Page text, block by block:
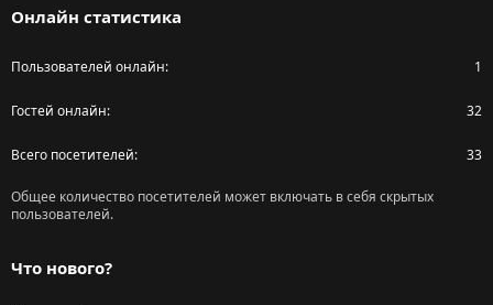
Онлайн статистика
Пользователей онлайн 1
Гостей онлайн 32
Всего посетителей 33
Общее количество посетителей может включать в себя скрытых
пользователей.
Что нового?